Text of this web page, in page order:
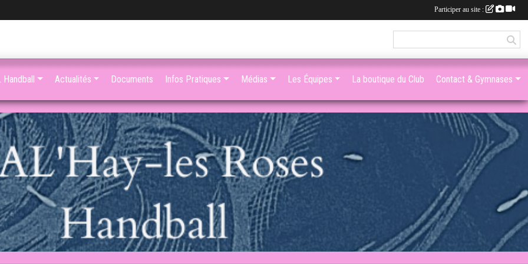
Handball Actualités Documents Infos Pratiques Médias Les Équipes La boutique du Club Contact & Gymnases
Participer au site :